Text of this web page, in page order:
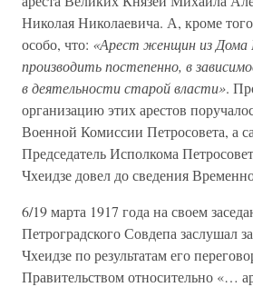
Николая Николаевича. А, кроме
особо, что: «Арест женщин из Дома
производить постепенно, в
в деятельности старой власти».
организацию этих арестов
Военной Комиссии Петросовета, а
Председатель Исполкома
Чхеидзе довел до сведения
6/19 марта 1917 года на своем
Петроградского Совдепа заслушал
Чхеидзе по результатам его
Правительством относительно «…